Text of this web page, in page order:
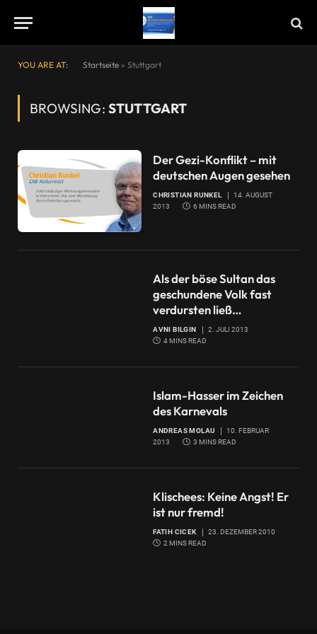
YOU ARE AT: Startseite » Stuttgart
BROWSING: STUTTGART
Der Gezi-Konflikt – mit
deutschen Augen gesehen
CHRISTIAN RUNKEL
14. AUGUST
2013
6 MINS READ
Als der böse Sultan das
geschundene Volk fast
verdursten ließ…
AVNI BILGIN
2. JULI 2013
4 MINS READ
Islam-Hasser im Zeichen
des Karnevals
ANDREAS MOLAU
10. FEBRUAR
2013
3 MINS READ
Klischees: Keine Angst! Er
ist nur fremd!
FATIH CICEK
23. DEZEMBER 2010
2 MINS READ